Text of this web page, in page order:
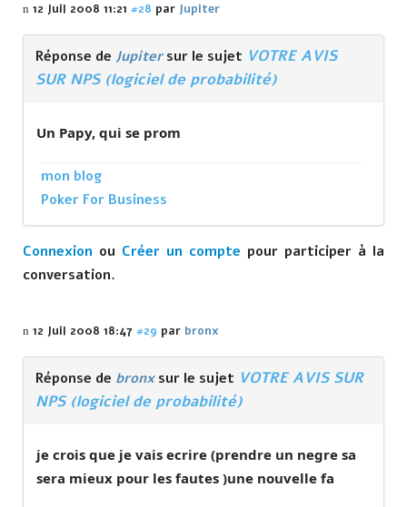
12 Juil 2008 11:21 #28 par Jupiter
Réponse de Jupitersur le sujet VOTRE AVIS
SUR NPS (logiciel de probabilité)
Un Papy, qui se prom
mon blog
Poker For Business
Connexion ou Créer un compte pour participer à la
conversation.
12 Juil 2008 18:47 #29 par bronx
Réponse de bronxsur le sujet VOTRE AVIS SUR
NPS (logiciel de probabilité)
je crois que je vais ecrire (prendre un negre sa
sera mieux pour les fautes )une nouvelle fa